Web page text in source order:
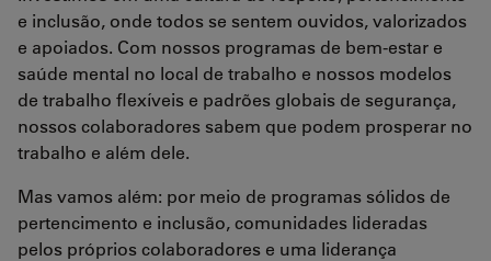
e inclusão, onde todos se sentem ouvidos, valorizados
e apoiados. Com nossos programas de bem-estar e
saúde mental no local de trabalho e nossos modelos
de trabalho flexíveis e padrões globais de segurança,
nossos colaboradores sabem que podem prosperar no
trabalho e além dele.
Mas vamos além: por meio de programas sólidos de
pertencimento e inclusão, comunidades lideradas
pelos próprios colaboradores e uma liderança